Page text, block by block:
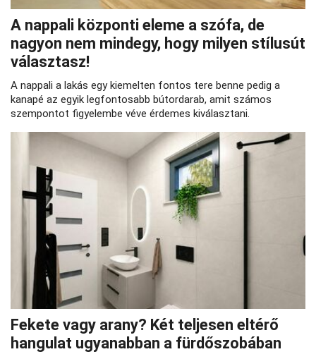
A nappali központi eleme a szófa, de
nagyon nem mindegy, hogy milyen stílusút
választasz!
A nappali a lakás egy kiemelten fontos tere benne pedig a
kanapé az egyik legfontosabb bútordarab, amit számos
szempontot figyelembe véve érdemes kiválasztani.
Fekete vagy arany? Két teljesen eltérő
hangulat ugyanabban a fürdőszobában